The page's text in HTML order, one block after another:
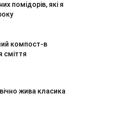
помідорів, які я
компост-в
сміття
жива класика